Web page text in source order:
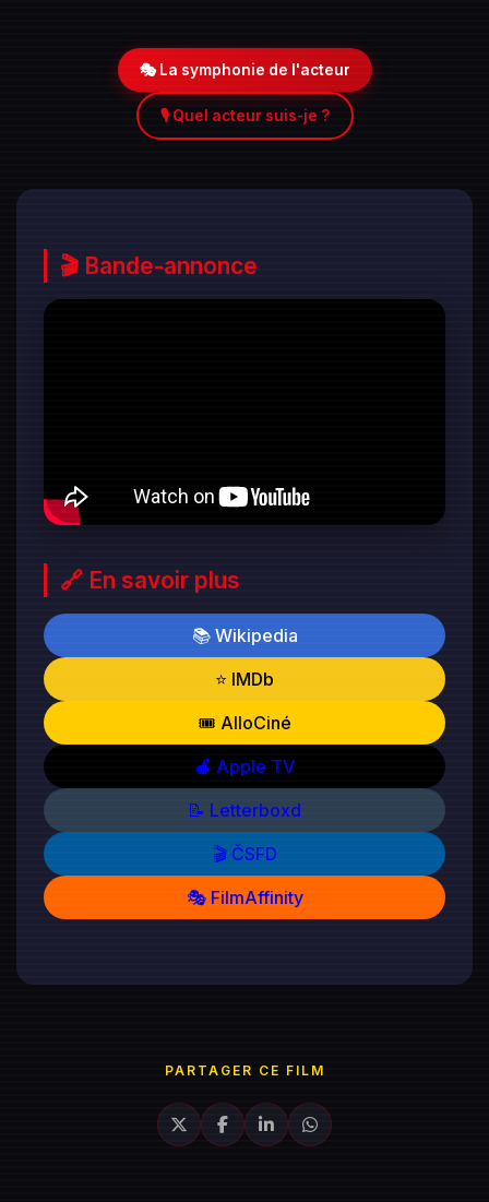
🎭 La symphonie de l'acteur
🎙️ Quel acteur suis-je ?
🎬 Bande-annonce
🔗 En savoir plus
📚 Wikipedia
⭐ IMDb
🎟️ AlloCiné
🍎 Apple TV
📝 Letterboxd
🎬 ČSFD
🎭 FilmAffinity
PARTAGER CE FILM